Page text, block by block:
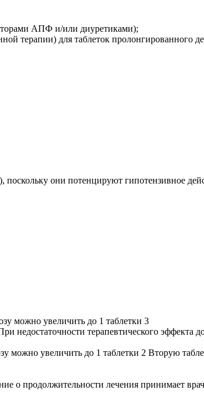
АПФ и/или диуретиками);
терапии) для таблеток пролонгированного
они потенцируют гипотензивное
можно увеличить до 1 таблетки 3
недостаточности терапевтического эффекта
можно увеличить до 1 таблетки 2 Вторую
о продолжительности лечения принимает